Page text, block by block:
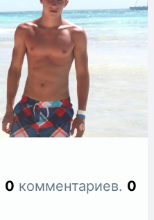
0 комментариев. 0